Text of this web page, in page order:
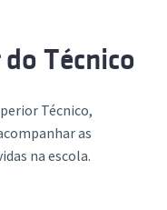
do Técnico
Técnico,
as
na escola.